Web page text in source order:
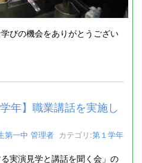
びの機会をありがとうござい
年】職業講話を実施し
第一中 管理者 カテゴリ:第１学年
実演見学と講話を聞く会」の